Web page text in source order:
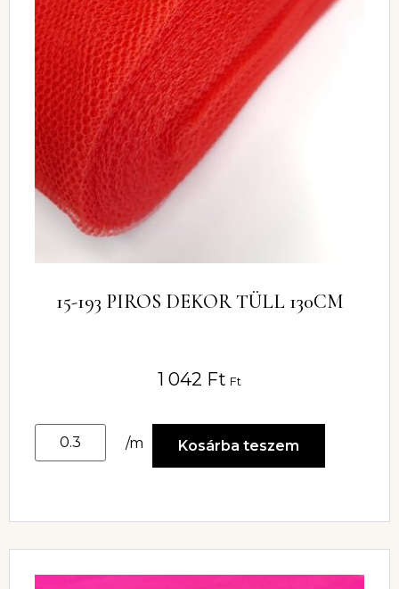
15-193 PIROS DEKOR TÜLL 130CM
1 042 Ft Ft
/m Kosárba teszem